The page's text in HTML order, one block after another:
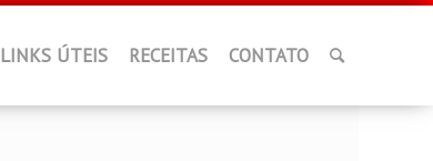
LINKS ÚTEIS RECEITAS CONTATO